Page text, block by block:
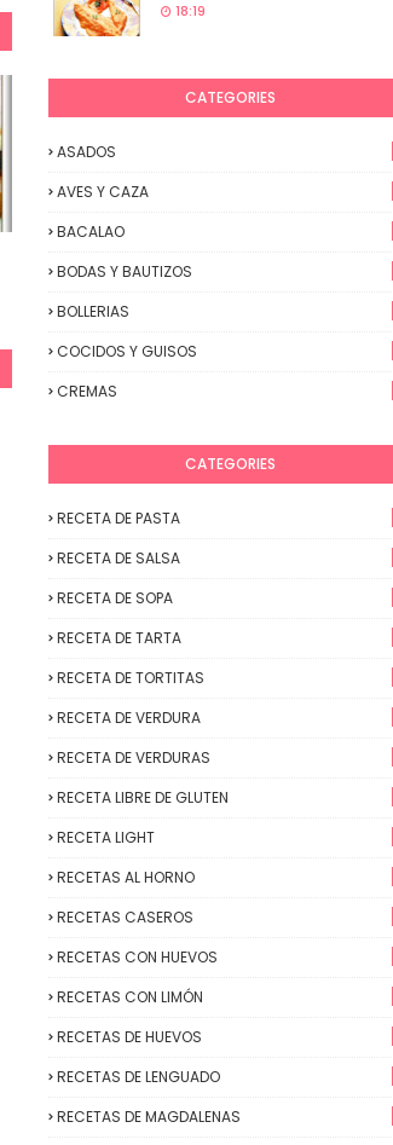
18:19
CATEGORIES
ASADOS
AVES Y CAZA
BACALAO
BODAS Y BAUTIZOS
BOLLERIAS
COCIDOS Y GUISOS
CREMAS
CATEGORIES
RECETA DE PASTA
RECETA DE SALSA
RECETA DE SOPA
RECETA DE TARTA
RECETA DE TORTITAS
RECETA DE VERDURA
RECETA DE VERDURAS
RECETA LIBRE DE GLUTEN
RECETA LIGHT
RECETAS AL HORNO
RECETAS CASEROS
RECETAS CON HUEVOS
RECETAS CON LIMÓN
RECETAS DE HUEVOS
RECETAS DE LENGUADO
RECETAS DE MAGDALENAS